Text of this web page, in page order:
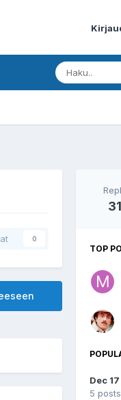
0
TOP
Dec
5 posts